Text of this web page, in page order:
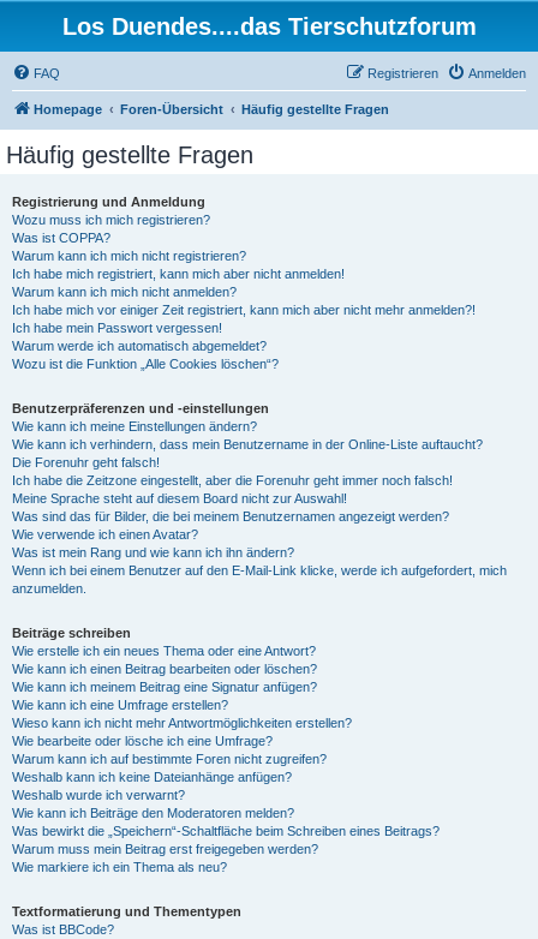
Los Duendes....das Tierschutzforum
FAQ Anmelden
Registrieren
Homepage Foren-Übersicht Häufig gestellte Fragen
Häufig gestellte Fragen
Registrierung und Anmeldung
Wozu muss ich mich registrieren?
Was ist COPPA?
Warum kann ich mich nicht registrieren?
Ich habe mich registriert, kann mich aber nicht anmelden!
Warum kann ich mich nicht anmelden?
Ich habe mich vor einiger Zeit registriert, kann mich aber nicht mehr anmelden?!
Ich habe mein Passwort vergessen!
Warum werde ich automatisch abgemeldet?
Wozu ist die Funktion „Alle Cookies löschen“?
Benutzerpräferenzen und -einstellungen
Wie kann ich meine Einstellungen ändern?
Wie kann ich verhindern, dass mein Benutzername in der Online-Liste auftaucht?
Die Forenuhr geht falsch!
Ich habe die Zeitzone eingestellt, aber die Forenuhr geht immer noch falsch!
Meine Sprache steht auf diesem Board nicht zur Auswahl!
Was sind das für Bilder, die bei meinem Benutzernamen angezeigt werden?
Wie verwende ich einen Avatar?
Was ist mein Rang und wie kann ich ihn ändern?
Wenn ich bei einem Benutzer auf den E-Mail-Link klicke, werde ich aufgefordert, mich
anzumelden.
Beiträge schreiben
Wie erstelle ich ein neues Thema oder eine Antwort?
Wie kann ich einen Beitrag bearbeiten oder löschen?
Wie kann ich meinem Beitrag eine Signatur anfügen?
Wie kann ich eine Umfrage erstellen?
Wieso kann ich nicht mehr Antwortmöglichkeiten erstellen?
Wie bearbeite oder lösche ich eine Umfrage?
Warum kann ich auf bestimmte Foren nicht zugreifen?
Weshalb kann ich keine Dateianhänge anfügen?
Weshalb wurde ich verwarnt?
Wie kann ich Beiträge den Moderatoren melden?
Was bewirkt die „Speichern“-Schaltfläche beim Schreiben eines Beitrags?
Warum muss mein Beitrag erst freigegeben werden?
Wie markiere ich ein Thema als neu?
Textformatierung und Thementypen
Was ist BBCode?